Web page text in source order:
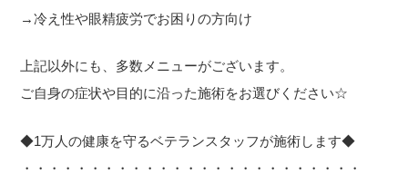
→冷え性や眼精疲労でお困りの方向け
上記以外にも、多数メニューがございます。
ご自身の症状や目的に沿った施術をお選びください☆
◆1万人の健康を守るベテランスタッフが施術します◆
・・・・・・・・・・・・・・・・・・・・・・・・・